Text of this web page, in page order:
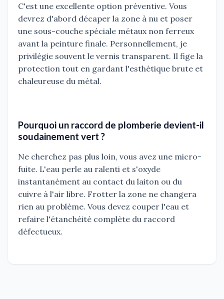
C'est une excellente option préventive. Vous
devrez d'abord décaper la zone à nu et poser
une sous-couche spéciale métaux non ferreux
avant la peinture finale. Personnellement, je
privilégie souvent le vernis transparent. Il fige la
protection tout en gardant l'esthétique brute et
chaleureuse du métal.
Pourquoi un raccord de plomberie devient-il
soudainement vert ?
Ne cherchez pas plus loin, vous avez une micro-
fuite. L'eau perle au ralenti et s'oxyde
instantanément au contact du laiton ou du
cuivre à l'air libre. Frotter la zone ne changera
rien au problème. Vous devez couper l'eau et
refaire l'étanchéité complète du raccord
défectueux.